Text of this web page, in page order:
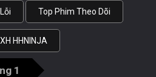
Top Phim Theo Dõi
HHNINJA
1